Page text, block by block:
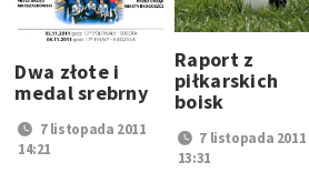
Dwa złote i
medal srebrny
7 listopada 2011
14:21
Raport z
piłkarskich
boisk
7 listopada 2011
13:31